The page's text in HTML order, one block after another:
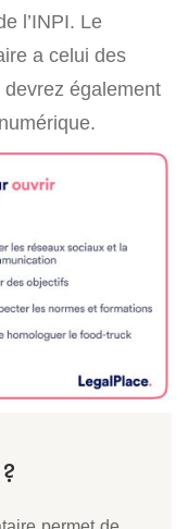
l’INPI. Le
a celui des
également